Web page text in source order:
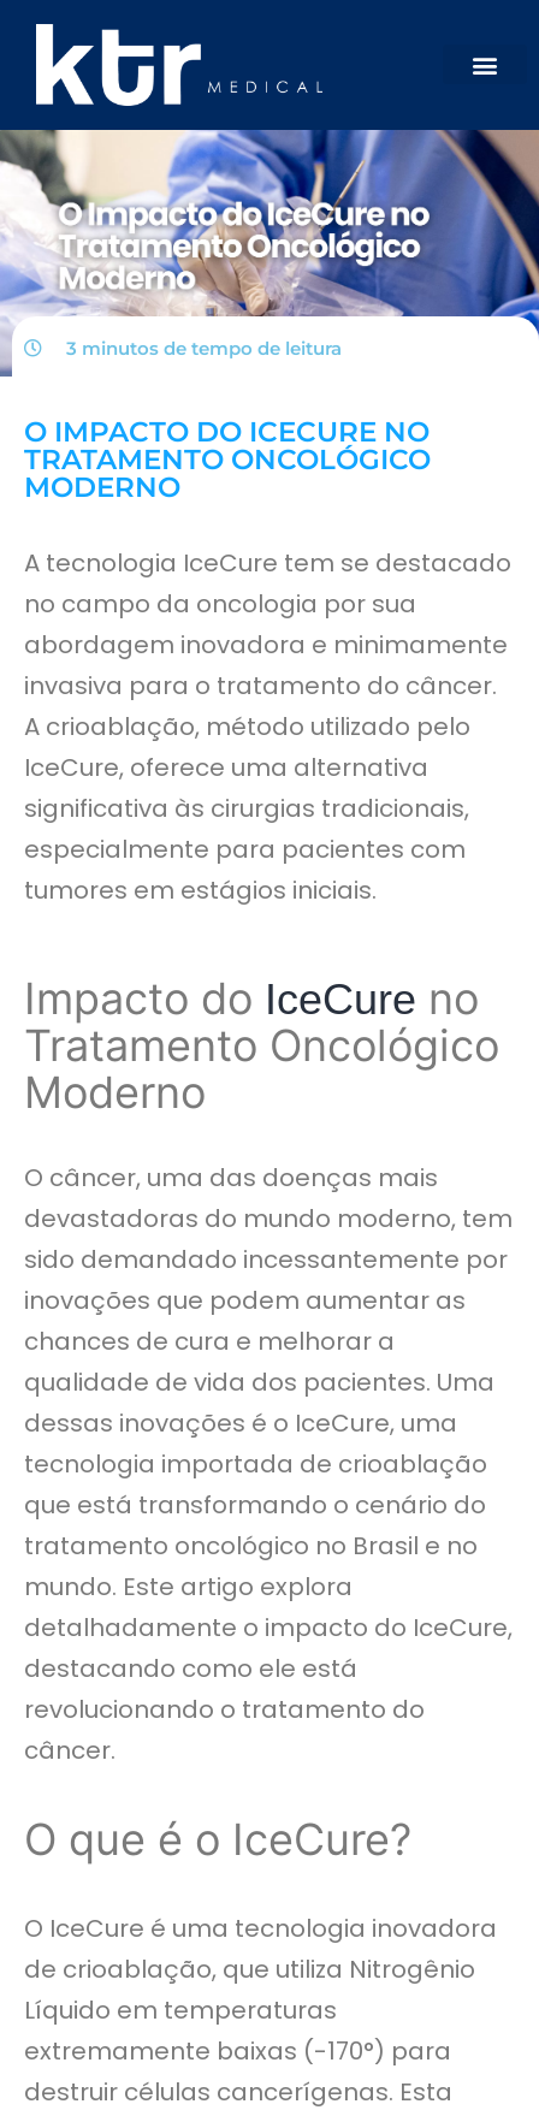
3 minutos de tempo de leitura
O IMPACTO DO ICECURE NO
TRATAMENTO ONCOLÓGICO
MODERNO
A tecnologia IceCure tem se destacado
no campo da oncologia por sua
abordagem inovadora e minimamente
invasiva para o tratamento do câncer.
A crioablação, método utilizado pelo
IceCure, oferece uma alternativa
significativa às cirurgias tradicionais,
especialmente para pacientes com
tumores em estágios iniciais.
Impacto do IceCure no
Tratamento Oncológico
Moderno
O câncer, uma das doenças mais
devastadoras do mundo moderno, tem
sido demandado incessantemente por
inovações que podem aumentar as
chances de cura e melhorar a
qualidade de vida dos pacientes. Uma
dessas inovações é o IceCure, uma
tecnologia importada de crioablação
que está transformando o cenário do
tratamento oncológico no Brasil e no
mundo. Este artigo explora
detalhadamente o impacto do IceCure,
destacando como ele está
revolucionando o tratamento do
câncer.
O que é o IceCure?
O IceCure é uma tecnologia inovadora
de crioablação, que utiliza Nitrogênio
Líquido em temperaturas
extremamente baixas (-170°) para
destruir células cancerígenas. Esta